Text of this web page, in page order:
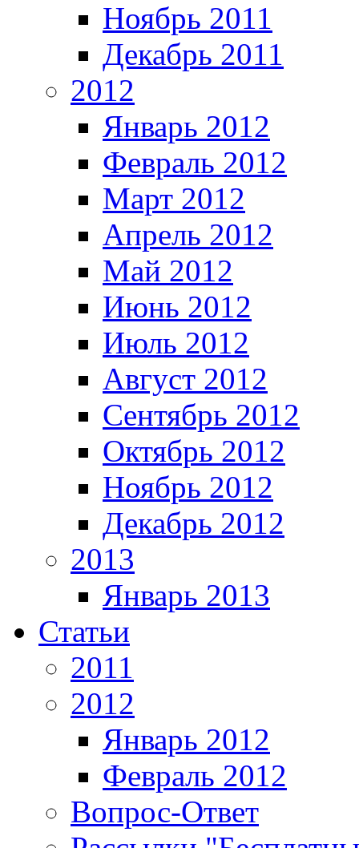
Ноябрь 2011
Декабрь 2011
2012
Январь 2012
Февраль 2012
Март 2012
Апрель 2012
Май 2012
Июнь 2012
Июль 2012
Август 2012
Сентябрь 2012
Октябрь 2012
Ноябрь 2012
Декабрь 2012
2013
Январь 2013
Статьи
2011
2012
Январь 2012
Февраль 2012
Вопрос-Ответ